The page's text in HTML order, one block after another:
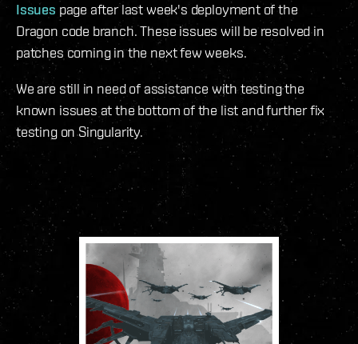
Issues page after last week's deployment of the
Dragon code branch. These issues will be resolved in
patches coming in the next few weeks.
We are still in need of assistance with testing the
known issues at the bottom of the list and further fix
testing on Singularity.